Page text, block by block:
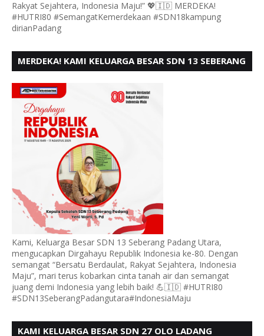
Rakyat Sejahtera, Indonesia Maju!” 💖🇮🇩 MERDEKA!
#HUTRI80 #SemangatKemerdekaan #SDN18kampung
dirianPadang
MERDEKA! KAMI KELUARGA BESAR SDN 13 SEBERANG
Kami, Keluarga Besar SDN 13 Seberang Padang Utara,
mengucapkan Dirgahayu Republik Indonesia ke-80. Dengan
semangat “Bersatu Berdaulat, Rakyat Sejahtera, Indonesia
Maju”, mari terus kobarkan cinta tanah air dan semangat
juang demi Indonesia yang lebih baik! 💪🇮🇩 #HUTRI80
#SDN13SeberangPadangutara#IndonesiaMaju
KAMI KELUARGA BESAR SDN 27 OLO LADANG